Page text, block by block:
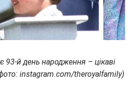
93-й день народження – цікаві
instagram.com/theroyalfamily)